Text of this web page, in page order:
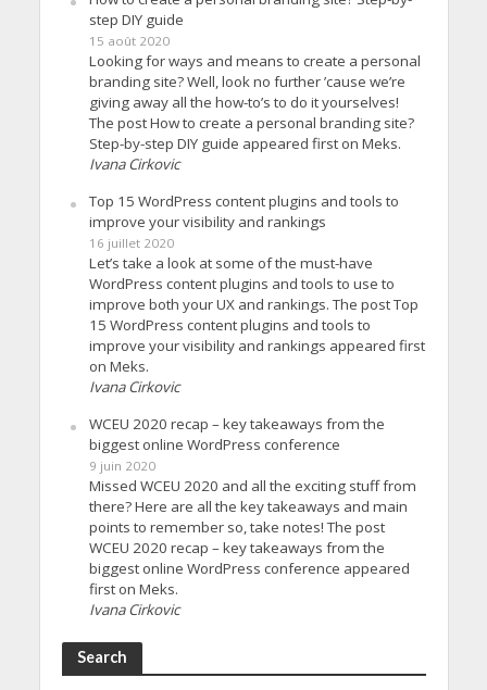
step DIY guide
15 août 2020
Looking for ways and means to create a personal
branding site? Well, look no further ’cause we’re
giving away all the how-to’s to do it yourselves!
The post How to create a personal branding site?
Step-by-step DIY guide appeared first on Meks.
Ivana Cirkovic
Top 15 WordPress content plugins and tools to
improve your visibility and rankings
16 juillet 2020
Let’s take a look at some of the must-have
WordPress content plugins and tools to use to
improve both your UX and rankings. The post Top
15 WordPress content plugins and tools to
improve your visibility and rankings appeared first
on Meks.
Ivana Cirkovic
WCEU 2020 recap – key takeaways from the
biggest online WordPress conference
9 juin 2020
Missed WCEU 2020 and all the exciting stuff from
there? Here are all the key takeaways and main
points to remember so, take notes! The post
WCEU 2020 recap – key takeaways from the
biggest online WordPress conference appeared
first on Meks.
Ivana Cirkovic
Search